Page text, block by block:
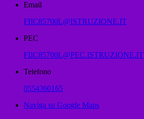
Email
FIIC85700L@ISTRUZIONE.IT
PEC
FIIC85700L@PEC.ISTRUZIONE.IT
Telefono
0554360165
Naviga su Google Maps